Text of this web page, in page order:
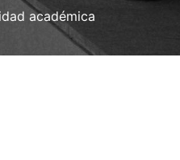
académica